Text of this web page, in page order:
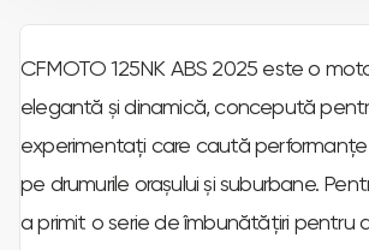
CFMOTO 125NK ABS 2025 este o
elegantă și dinamică, concepută
experimentați care caută
pe drumurile orașului și suburbane.
a primit o serie de îmbunătățiri pentru